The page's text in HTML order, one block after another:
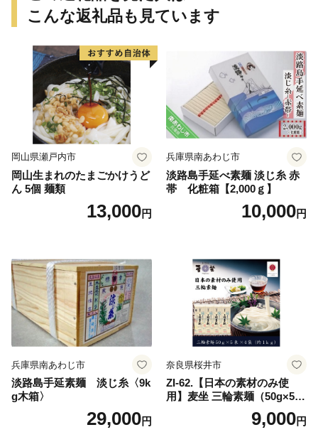
こんな返礼品も見ています
岡山県瀬戸内市
岡山生まれのたまごかけうど
ん 5個 麺類
13,000円
兵庫県南あわじ市
淡路島手延べ素麺 淡じ糸 赤
帯 化粧箱【2,000ｇ】
10,000円
兵庫県南あわじ市
淡路島手延素麺 淡じ糸〈9k
g木箱〉
29,000円
奈良県桜井市
ZI-62.【日本の素材のみ使
用】麦坐 三輪素麺（50g×5束
9,000円